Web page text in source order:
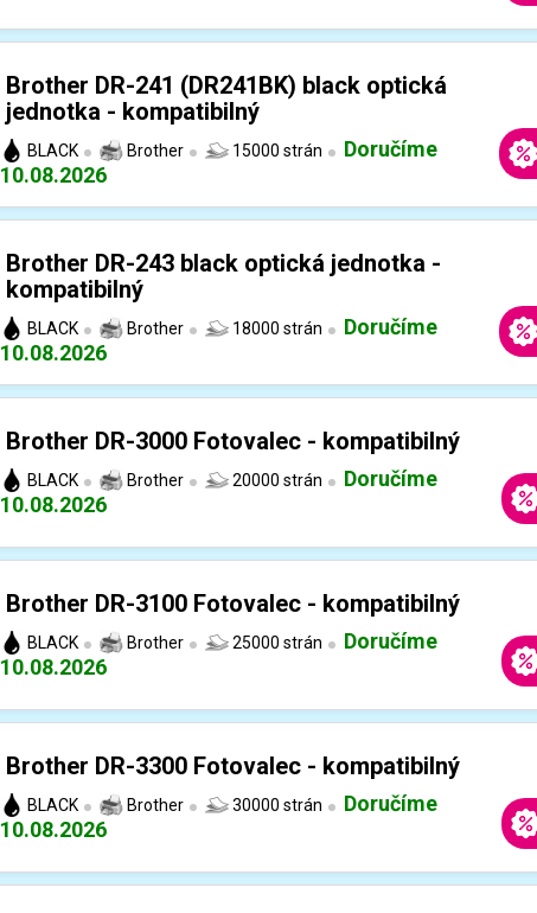
Brother DR-241 (DR241BK) black optická
jednotka - kompatibilný
BLACK Brother 15000 strán
Doručíme
10.08.2026
Brother DR-243 black optická jednotka -
kompatibilný
BLACK Brother 18000 strán
Doručíme
10.08.2026
Brother DR-3000 Fotovalec - kompatibilný
BLACK Brother 20000 strán
Doručíme
10.08.2026
Brother DR-3100 Fotovalec - kompatibilný
BLACK Brother 25000 strán
Doručíme
10.08.2026
Brother DR-3300 Fotovalec - kompatibilný
BLACK Brother 30000 strán
Doručíme
10.08.2026